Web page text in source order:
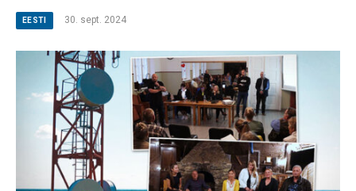
EESTI 30. sept. 2024